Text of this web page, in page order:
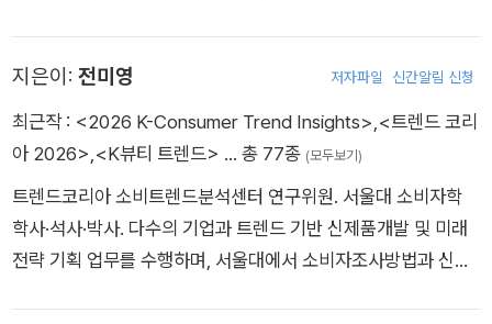
드수업』, 『K뷰티 트렌드』, 『대한민국 외식업 트렌드』, 『트렌드로
드, 뉴욕 임파서블』, 『트렌드차이나』 등 많은 베스트셀러 트렌드
서적을 냈다. 온라인에서는, 유튜브 채널 <트렌드코리아 TV>를
자와 시장〉이라는 강좌를 운영하며, 2024년부터 <김난도 GPT
>를 개설했다. 이는 오픈AI의 인공지능 서비스 GPTs에 그동안
집필한 30여 권의 도서와 다수의 학술논문을 학습시켜 트렌드·
경제경영·자기계발·인생관 등의 질문에 특화된 답변을 제시하게
지은이: 전미영 저자파일 신간알림 신청
최근작 : <2026 K-Consumer Trend Insights> <트렌드 코리
아 2026> <K뷰티 트렌드> … 총 77종 (모두보기)
트렌드코리아 소비트렌드분석센터 연구위원. 서울대 소비자학
학사·석사·박사. 다수의 기업과 트렌드 기반 신제품개발 및 미래
전략 기획 업무를 수행하며, 서울대에서 소비자조사방법과 신상